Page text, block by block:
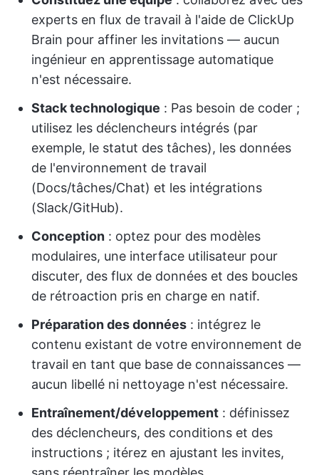
experts en flux de travail à l'aide de ClickUp
Brain pour affiner les invitations — aucun
ingénieur en apprentissage automatique
n'est nécessaire.
Stack technologique : Pas besoin de coder ;
utilisez les déclencheurs intégrés (par
exemple, le statut des tâches), les données
de l'environnement de travail
(Docs/tâches/Chat) et les intégrations
(Slack/GitHub).
Conception : optez pour des modèles
modulaires, une interface utilisateur pour
discuter, des flux de données et des boucles
de rétroaction pris en charge en natif.
Préparation des données : intégrez le
contenu existant de votre environnement de
travail en tant que base de connaissances —
aucun libellé ni nettoyage n'est nécessaire.
Entraînement/développement : définissez
des déclencheurs, des conditions et des
instructions ; itérez en ajustant les invites,